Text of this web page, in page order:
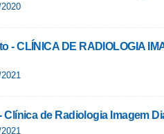
- CLÍNICA DE RADIOLOGIA
Clínica de Radiologia Imagem